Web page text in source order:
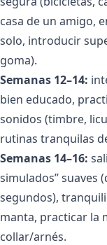
casa de un amigo,
solo, introducir
goma).
Semanas 12–14:
bien educado,
sonidos (timbre,
rutinas tranquilas
Semanas 14–16:
simulados” suaves
segundos),
manta, practicar la
collar/arnés.